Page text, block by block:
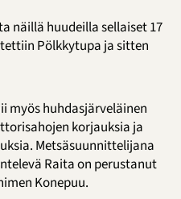
näillä huudeilla sellaiset 17
Pölkkytupa ja sitten
myös huhdasjärveläinen
korjauksia ja
Metsäsuunnittelijana
Raita on perustanut
Konepuu.